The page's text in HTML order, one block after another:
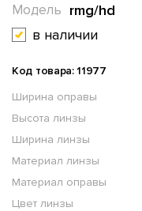
rmg/hd
Модель
в наличии
Код товара: 11977
Ширина оправы
Высота линзы
Ширина линзы
Материал линзы
Материал оправы
Цвет линзы